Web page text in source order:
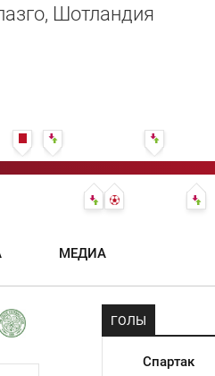
, Шотландия
63' Хуан Инсаурральде
66' Деми де Зеув - Сергей Брызгалов
76' Эйден
70' Виктор Ваньяма -
71' 2:2 - Дмитрий
МЕДИА
ГОЛЫ
Спартак